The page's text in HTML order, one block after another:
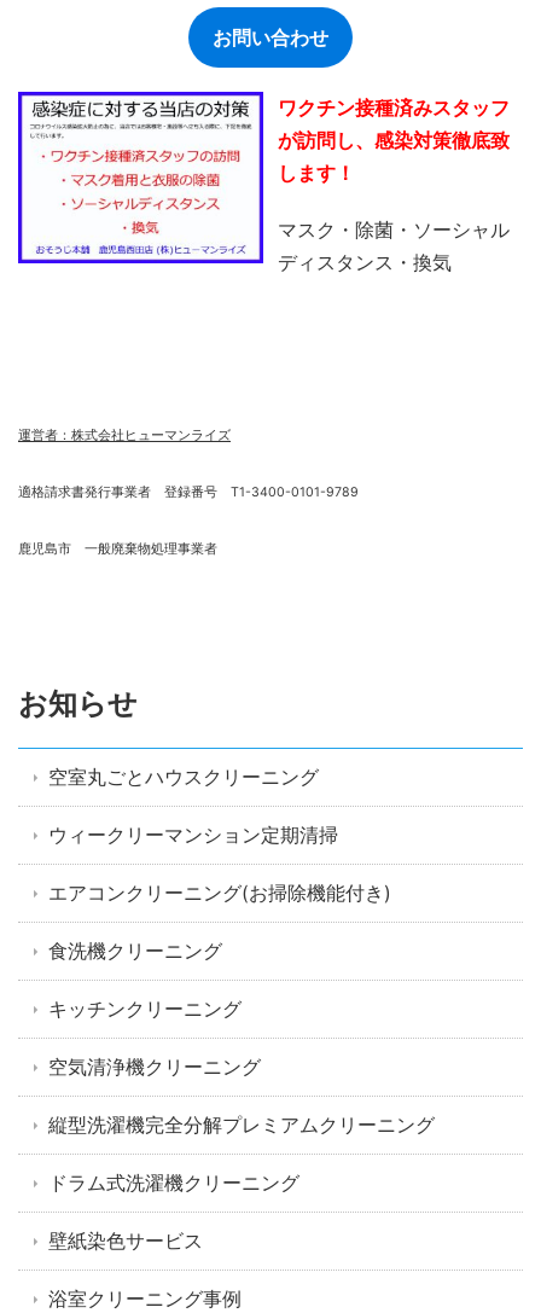
お問い合わせ
ワクチン接種済みスタッフ
が訪問し、感染対策徹底致
します！
マスク・除菌・ソーシャル
ディスタンス・換気
運営者：株式会社ヒューマンライズ
適格請求書発行事業者 登録番号 T1-3400-0101-9789
鹿児島市 一般廃棄物処理事業者
お知らせ
空室丸ごとハウスクリーニング
ウィークリーマンション定期清掃
エアコンクリーニング(お掃除機能付き)
食洗機クリーニング
キッチンクリーニング
空気清浄機クリーニング
縦型洗濯機完全分解プレミアムクリーニング
ドラム式洗濯機クリーニング
壁紙染色サービス
浴室クリーニング事例